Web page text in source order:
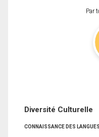
Par
Diversité Culturelle
CONNAISSANCE DES